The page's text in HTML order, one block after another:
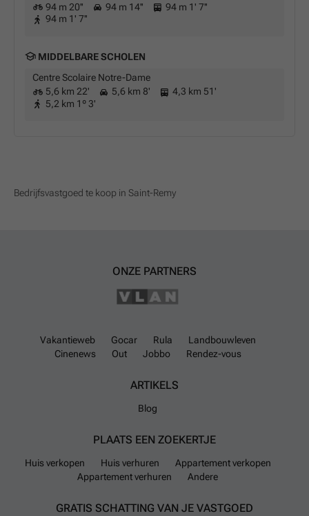
94 m 20''
94 m 14''
94 m 1' 7''
94 m 1' 7''
MIDDELBARE SCHOLEN
Centre Scolaire Notre-Dame
5,6 km 22'
5,6 km 8'
4,3 km 51'
5,2 km 1º 3'
Bedrijfsvastgoed te koop in Saint-Remy
ONZE PARTNERS
Vakantieweb Gocar Rula
Landbouwleven
Cinenews
Out Jobbo Rendez-vous
ARTIKELS
Blog
PLAATS EEN ZOEKERTJE
Huis verkopen Huis verhuren
Appartement verkopen
Appartement verhuren
Andere
GRATIS SCHATTING VAN JE VASTGOED